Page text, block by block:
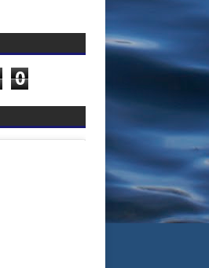
0